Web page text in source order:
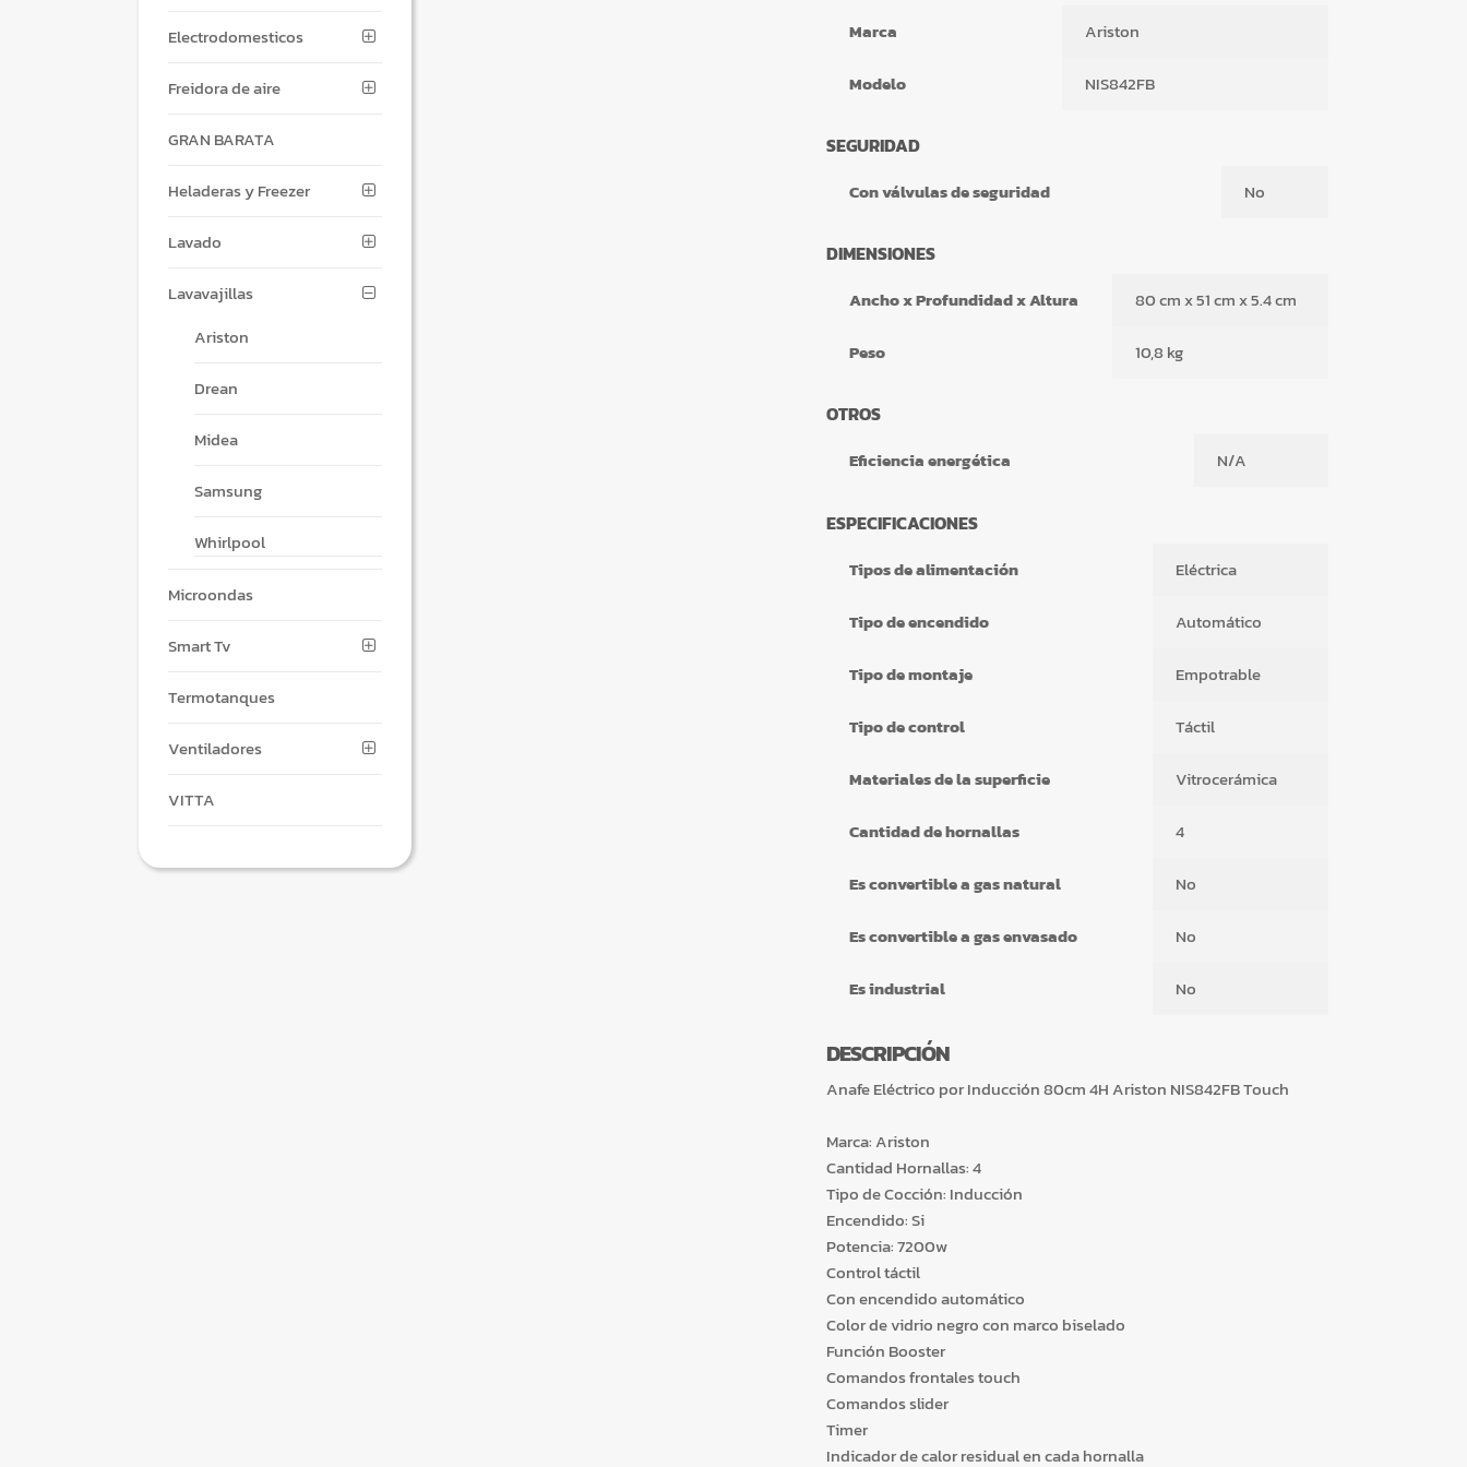
Marca Ariston
Modelo NIS842FB
SEGURIDAD
Con válvulas de seguridad No
DIMENSIONES
Ancho x Profundidad x Altura 80 cm x 51 cm x 5.4 cm
Peso 10,8 kg
OTROS
Eficiencia energética N/A
ESPECIFICACIONES
Tipos de alimentación Eléctrica
Tipo de encendido Automático
Tipo de montaje Empotrable
Tipo de control Táctil
Materiales de la superficie Vitrocerámica
Cantidad de hornallas 4
Es convertible a gas natural No
Es convertible a gas envasado No
Es industrial No
DESCRIPCIÓN
Anafe Eléctrico por Inducción 80cm 4H Ariston NIS842FB Touch
Marca: Ariston
Cantidad Hornallas: 4
Tipo de Cocción: Inducción
Encendido: Si
Potencia: 7200w
Control táctil
Con encendido automático
Color de vidrio negro con marco biselado
Función Booster
Comandos frontales touch
Comandos slider
Timer
Indicador de calor residual en cada hornalla
Electrodomesticos
Freidora de aire
GRAN BARATA
Heladeras y Freezer
Lavado
Lavavajillas
Ariston
Drean
Midea
Samsung
Whirlpool
Microondas
Smart Tv
Termotanques
Ventiladores
VITTA